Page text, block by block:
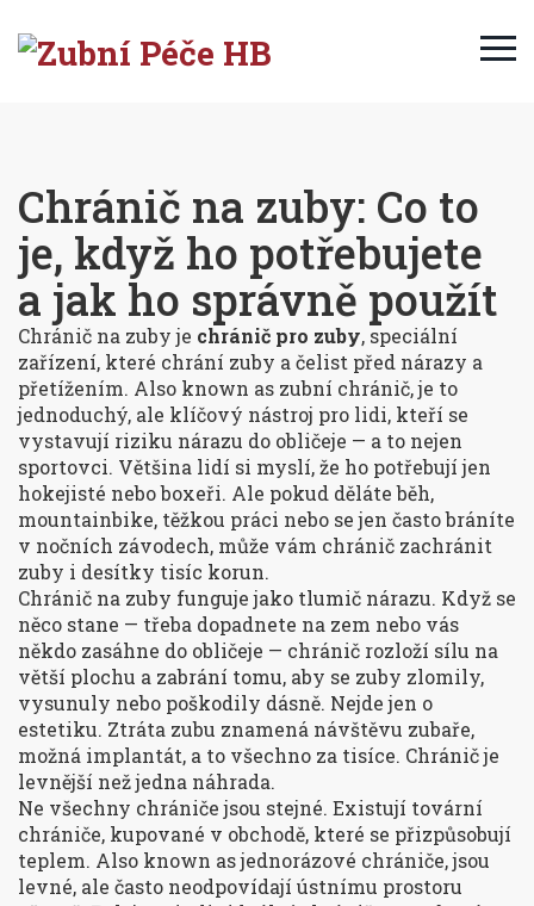
Chránič na zuby: Co to
je, když ho potřebujete
a jak ho správně použít
Chránič na zuby je chránič pro zuby, speciální
zařízení, které chrání zuby a čelist před nárazy a
přetížením. Also known as zubní chránič, je to
jednoduchý, ale klíčový nástroj pro lidi, kteří se
vystavují riziku nárazu do obličeje — a to nejen
sportovci. Většina lidí si myslí, že ho potřebují jen
hokejisté nebo boxeři. Ale pokud děláte běh,
mountainbike, těžkou práci nebo se jen často bráníte
v nočních závodech, může vám chránič zachránit
zuby i desítky tisíc korun.
Chránič na zuby funguje jako tlumič nárazu. Když se
něco stane — třeba dopadnete na zem nebo vás
někdo zasáhne do obličeje — chránič rozloží sílu na
větší plochu a zabrání tomu, aby se zuby zlomily,
vysunuly nebo poškodily dásně. Nejde jen o
estetiku. Ztráta zubu znamená návštěvu zubaře,
možná implantát, a to všechno za tisíce. Chránič je
levnější než jedna náhrada.
Ne všechny chrániče jsou stejné. Existují tovární
chrániče, kupované v obchodě, které se přizpůsobují
teplem. Also known asjednorázové chrániče, jsou
levné, ale často neodpovídají ústnímu prostoru